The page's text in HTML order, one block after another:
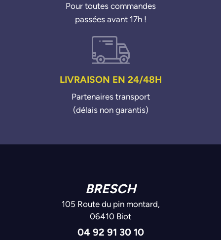
Pour toutes commandes
passées avant 17h !
LIVRAISON EN 24/48H
Partenaires transport
(délais non garantis)
BRESCH
105 Route du pin montard,
06410 Biot
04 92 91 30 10